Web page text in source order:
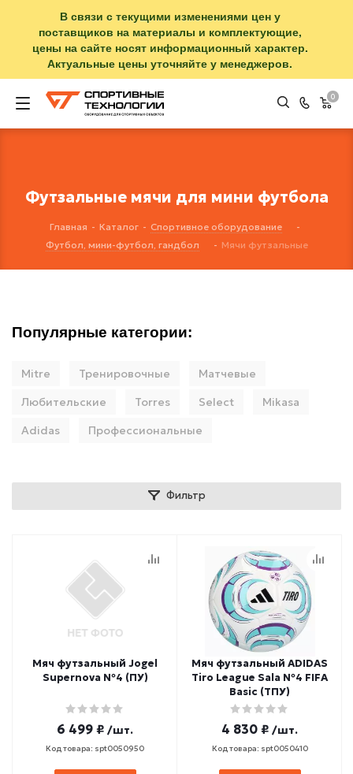
В связи с текущими изменениями цен у
поставщиков на материалы и комплектующие,
цены на сайте носят информационный характер.
Актуальные цены уточняйте у менеджеров.
0
Футзальные мячи для мини футбола
Главная - Каталог - Спортивное оборудование
-
Футбол, мини-футбол, гандбол
- Мячи футзальные
Популярные категории:
Mitre Тренировочные
Матчевые
Любительские
Torres Select
Mikasa
Adidas
Профессиональные
Фильтр
Мяч футзальный Jogel
Supernova №4 (ПУ)
6 499 ₽ /шт.
Код товара: spt0050950
Мяч футзальный ADIDAS
Tiro League Sala №4 FIFA
Basic (ТПУ)
4 830 ₽ /шт.
Код товара: spt0050410